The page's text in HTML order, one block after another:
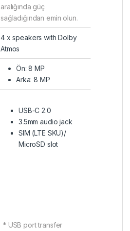
aralığında güç
sağladığından emin olun.
4 x speakers with Dolby
Atmos
Ön: 8 MP
Arka: 8 MP
USB-C 2.0
3.5mm audio jack
SIM (LTE SKU)/
MicroSD slot
* USB port transfer